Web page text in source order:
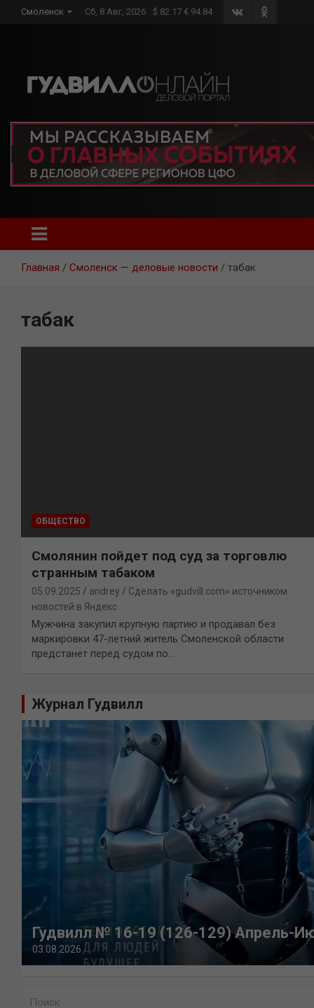
Смоленск Сб, 8 Авг, 2026 $ 82.17 € 94.84
Главная Смоленск — деловые новости табак
табак
ОБЩЕСТВО
Смолянин пойдет под суд за торговлю
странным табаком
05.09.2025 andrey
Сделать «gudvill.com» источником
новостей в Яндекс
Мужчина закупил крупную партию и продавал без
маркировки 47-летний житель Смоленской области
предстанет перед судом по…
Журнал Гудвилл
Гудвилл № 16-19 (126-129) Апрель-
03.08.2026